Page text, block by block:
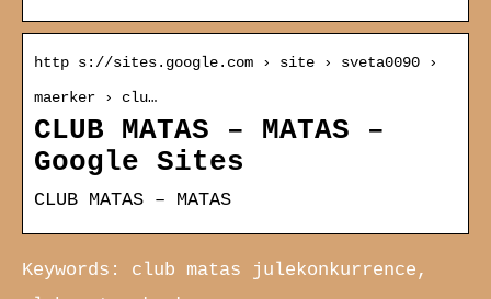
http s://sites.google.com › site › sveta0090 ›
maerker › clu…
CLUB MATAS – MATAS –
Google Sites
CLUB MATAS – MATAS
Keywords: club matas julekonkurrence,